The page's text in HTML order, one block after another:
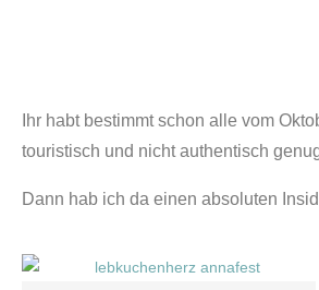
Ihr habt bestimmt schon alle vom
touristisch und nicht authentisch
Dann hab ich da einen absoluten